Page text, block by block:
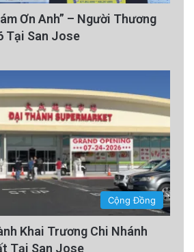
Ơn Anh” – Người Thương
Tại San Jose
Cộng Đồng
Khai Trương Chi Nhánh
Tại San Jose